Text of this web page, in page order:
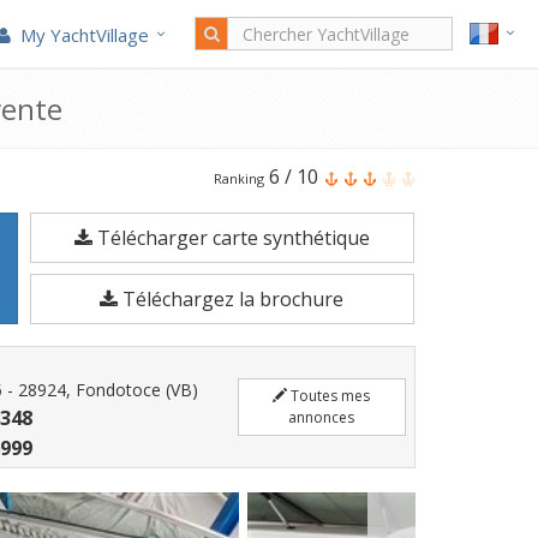
My YachtVillage
Le
Baja
Marine
270
est
un
Bateau
moteur
5,82
Ranking 6 / 10
Télécharger carte synthétique
Téléchargez la brochure
- 28924, Fondotoce (VB)
Toutes mes
annonces